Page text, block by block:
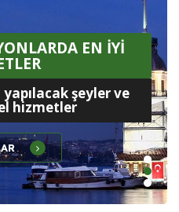
EN İYİ
şeyler ve
hizmetler